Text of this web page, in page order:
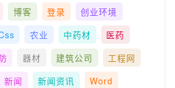
博客 登录
创业环境
农业 中药材
医药
器材 建筑公司
工程网
新闻 新闻资讯 Word